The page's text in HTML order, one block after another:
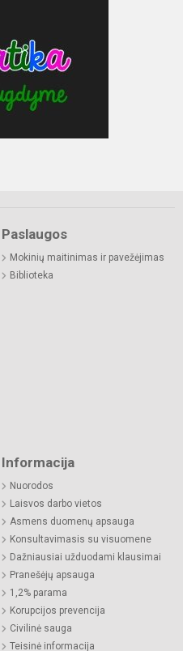
Paslaugos
Mokinių maitinimas ir pavežėjimas
Biblioteka
Informacija
Nuorodos
Laisvos darbo vietos
Asmens duomenų apsauga
Konsultavimasis su visuomene
Dažniausiai užduodami klausimai
Pranešėjų apsauga
1,2% parama
Korupcijos prevencija
Civilinė sauga
Teisinė informacija